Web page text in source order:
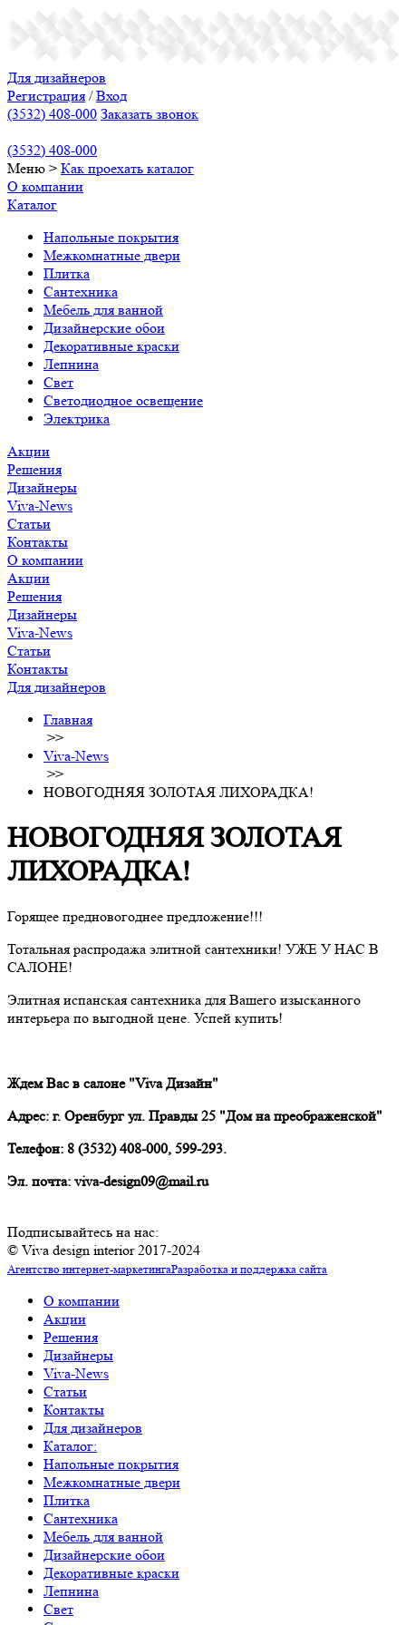
Для дизайнеров
Регистрация /Вход
(3532) 408-000 Заказать звонок
(3532) 408-000
Меню > Как проехать каталог
О компании
Каталог
Напольные покрытия
Межкомнатные двери
Плитка
Сантехника
Мебель для ванной
Дизайнерские обои
Декоративные краски
Лепнина
Свет
Светодиодное освещение
Электрика
Акции
Решения
Дизайнеры
Viva-News
Статьи
Контакты
О компании
Акции
Решения
Дизайнеры
Viva-News
Статьи
Контакты
Для дизайнеров
Главная
>>
Viva-News
>>
НОВОГОДНЯЯ ЗОЛОТАЯ ЛИХОРАДКА!
НОВОГОДНЯЯ ЗОЛОТАЯ
ЛИХОРАДКА!
Горящее предновогоднее предложение!!!
Тотальная распродажа элитной сантехники! УЖЕ У НАС В
САЛОНЕ!
Элитная испанская сантехника для Вашего изысканного
интерьера по выгодной цене. Успей купить!
Ждем Вас в салоне "Viva Дизайн"
Адрес: г. Оренбург ул. Правды 25 "Дом на преображенской"
Телефон: 8 (3532) 408-000, 599-293.
Эл. почта: viva-design09@mail.ru
Подписывайтесь на нас:
© Viva design interior 2017-2024
Агентство интернет-маркетингаРазработка и поддержка сайта
О компании
Акции
Решения
Дизайнеры
Viva-News
Статьи
Контакты
Для дизайнеров
Каталог:
Напольные покрытия
Межкомнатные двери
Плитка
Сантехника
Мебель для ванной
Дизайнерские обои
Декоративные краски
Лепнина
Свет